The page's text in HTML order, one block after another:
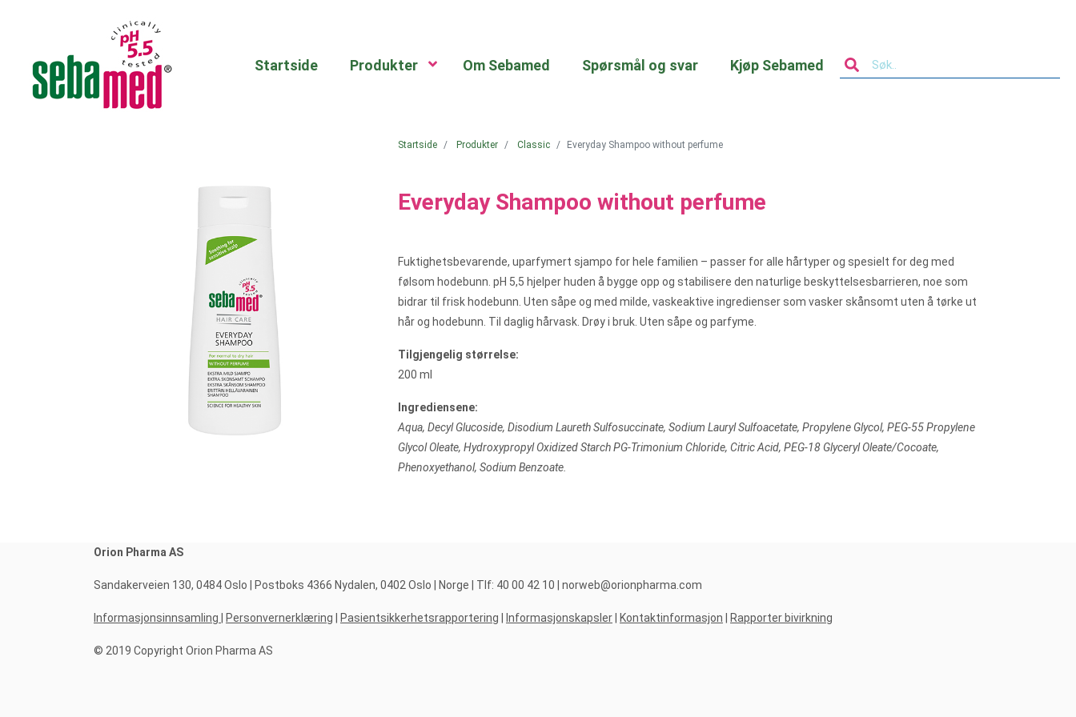
Startside Produkter Om Sebamed Spørsmål og svar Kjøp Sebamed
Startside Produkter Classic Everyday Shampoo without perfume
Everyday Shampoo without perfume
Fuktighetsbevarende, uparfymert sjampo for hele familien – passer for alle hårtyper og spesielt for deg med
følsom hodebunn. pH 5,5 hjelper huden å bygge opp og stabilisere den naturlige beskyttelsesbarrieren, noe som
bidrar til frisk hodebunn. Uten såpe og med milde, vaskeaktive ingredienser som vasker skånsomt uten å tørke ut
hår og hodebunn. Til daglig hårvask. Drøy i bruk. Uten såpe og parfyme.
Tilgjengelig størrelse:
200 ml
Ingrediensene:
Aqua, Decyl Glucoside, Disodium Laureth Sulfosuccinate, Sodium Lauryl Sulfoacetate, Propylene Glycol, PEG-55 Propylene
Glycol Oleate, Hydroxypropyl Oxidized Starch PG-Trimonium Chloride, Citric Acid, PEG-18 Glyceryl Oleate/Cocoate,
Phenoxyethanol, Sodium Benzoate.
Orion Pharma AS
Sandakerveien 130, 0484 Oslo | Postboks 4366 Nydalen, 0402 Oslo | Norge | Tlf: 40 00 42 10 | norweb@orionpharma.com
Informasjonsinnsamling Personvernerklæring Pasientsikkerhetsrapportering Informasjonskapsler Kontaktinformasjon Rapporter bivirkning
© 2019 Copyright Orion Pharma AS